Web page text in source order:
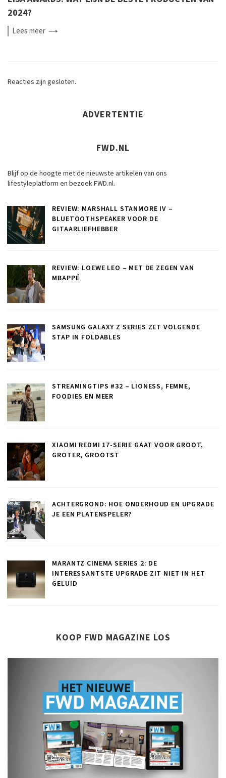
2024?
Leesmeer
Reacties zijn gesloten.
ADVERTENTIE
FWD.NL
Blijf op de hoogte met de nieuwste artikelen van ons
lifestyleplatform en bezoek FWD.nl.
REVIEW: MARSHALL STANMORE IV –
BLUETOOTHSPEAKER VOOR DE
GITAARLIEFHEBBER
REVIEW: LOEWE LEO – MET DE ZEGEN VAN
MBAPPÉ
SAMSUNG GALAXY Z SERIES ZET VOLGENDE
STAP IN FOLDABLES
STREAMINGTIPS #32 – LIONESS, FEMME,
FOODIES EN MEER
XIAOMI REDMI 17-SERIE GAAT VOOR GROOT,
GROTER, GROOTST
ACHTERGROND: HOE ONDERHOUD EN UPGRADE
JE EEN PLATENSPELER?
MARANTZ CINEMA SERIES 2: DE
INTERESSANTSTE UPGRADE ZIT NIET IN HET
GELUID
KOOP FWD MAGAZINE LOS